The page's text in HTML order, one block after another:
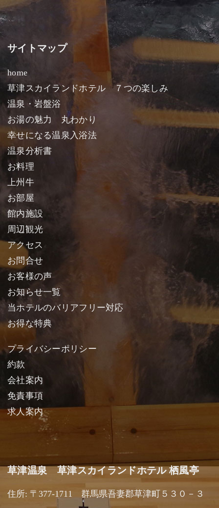
サイトマップ
home
草津スカイランドホテル ７つの楽しみ
温泉・岩盤浴
お湯の魅力 丸わかり
幸せになる温泉入浴法
温泉分析書
お料理
上州牛
お部屋
館内施設
周辺観光
アクセス
お問合せ
お客様の声
お知らせ一覧
当ホテルのバリアフリー対応
お得な特典
プライバシーポリシー
約款
会社案内
免責事項
求人案内
草津温泉 草津スカイランドホテル 栖風亭
住所: 〒377-1711 群馬県吾妻郡草津町５３０－３